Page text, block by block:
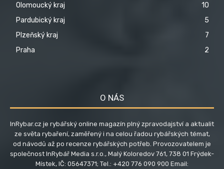
Olomoucký kraj
10
Pardubický kraj
5
Plzeňský kraj
7
Praha
2
O NÁS
InRybar.cz je rybářský online magazín plný zpravodajství a aktualit
ze světa rybaření, zaměřený i na celou řadou rybářských témat,
od návodů až po recenze rybářských potřeb. Provozovatelem je
společnost InRybář Media s.r.o., Malý Koloredov 761, 738 01 Frýdek-
Místek, IČ: 05647371; Tel.: +420 776 090 900 Email: